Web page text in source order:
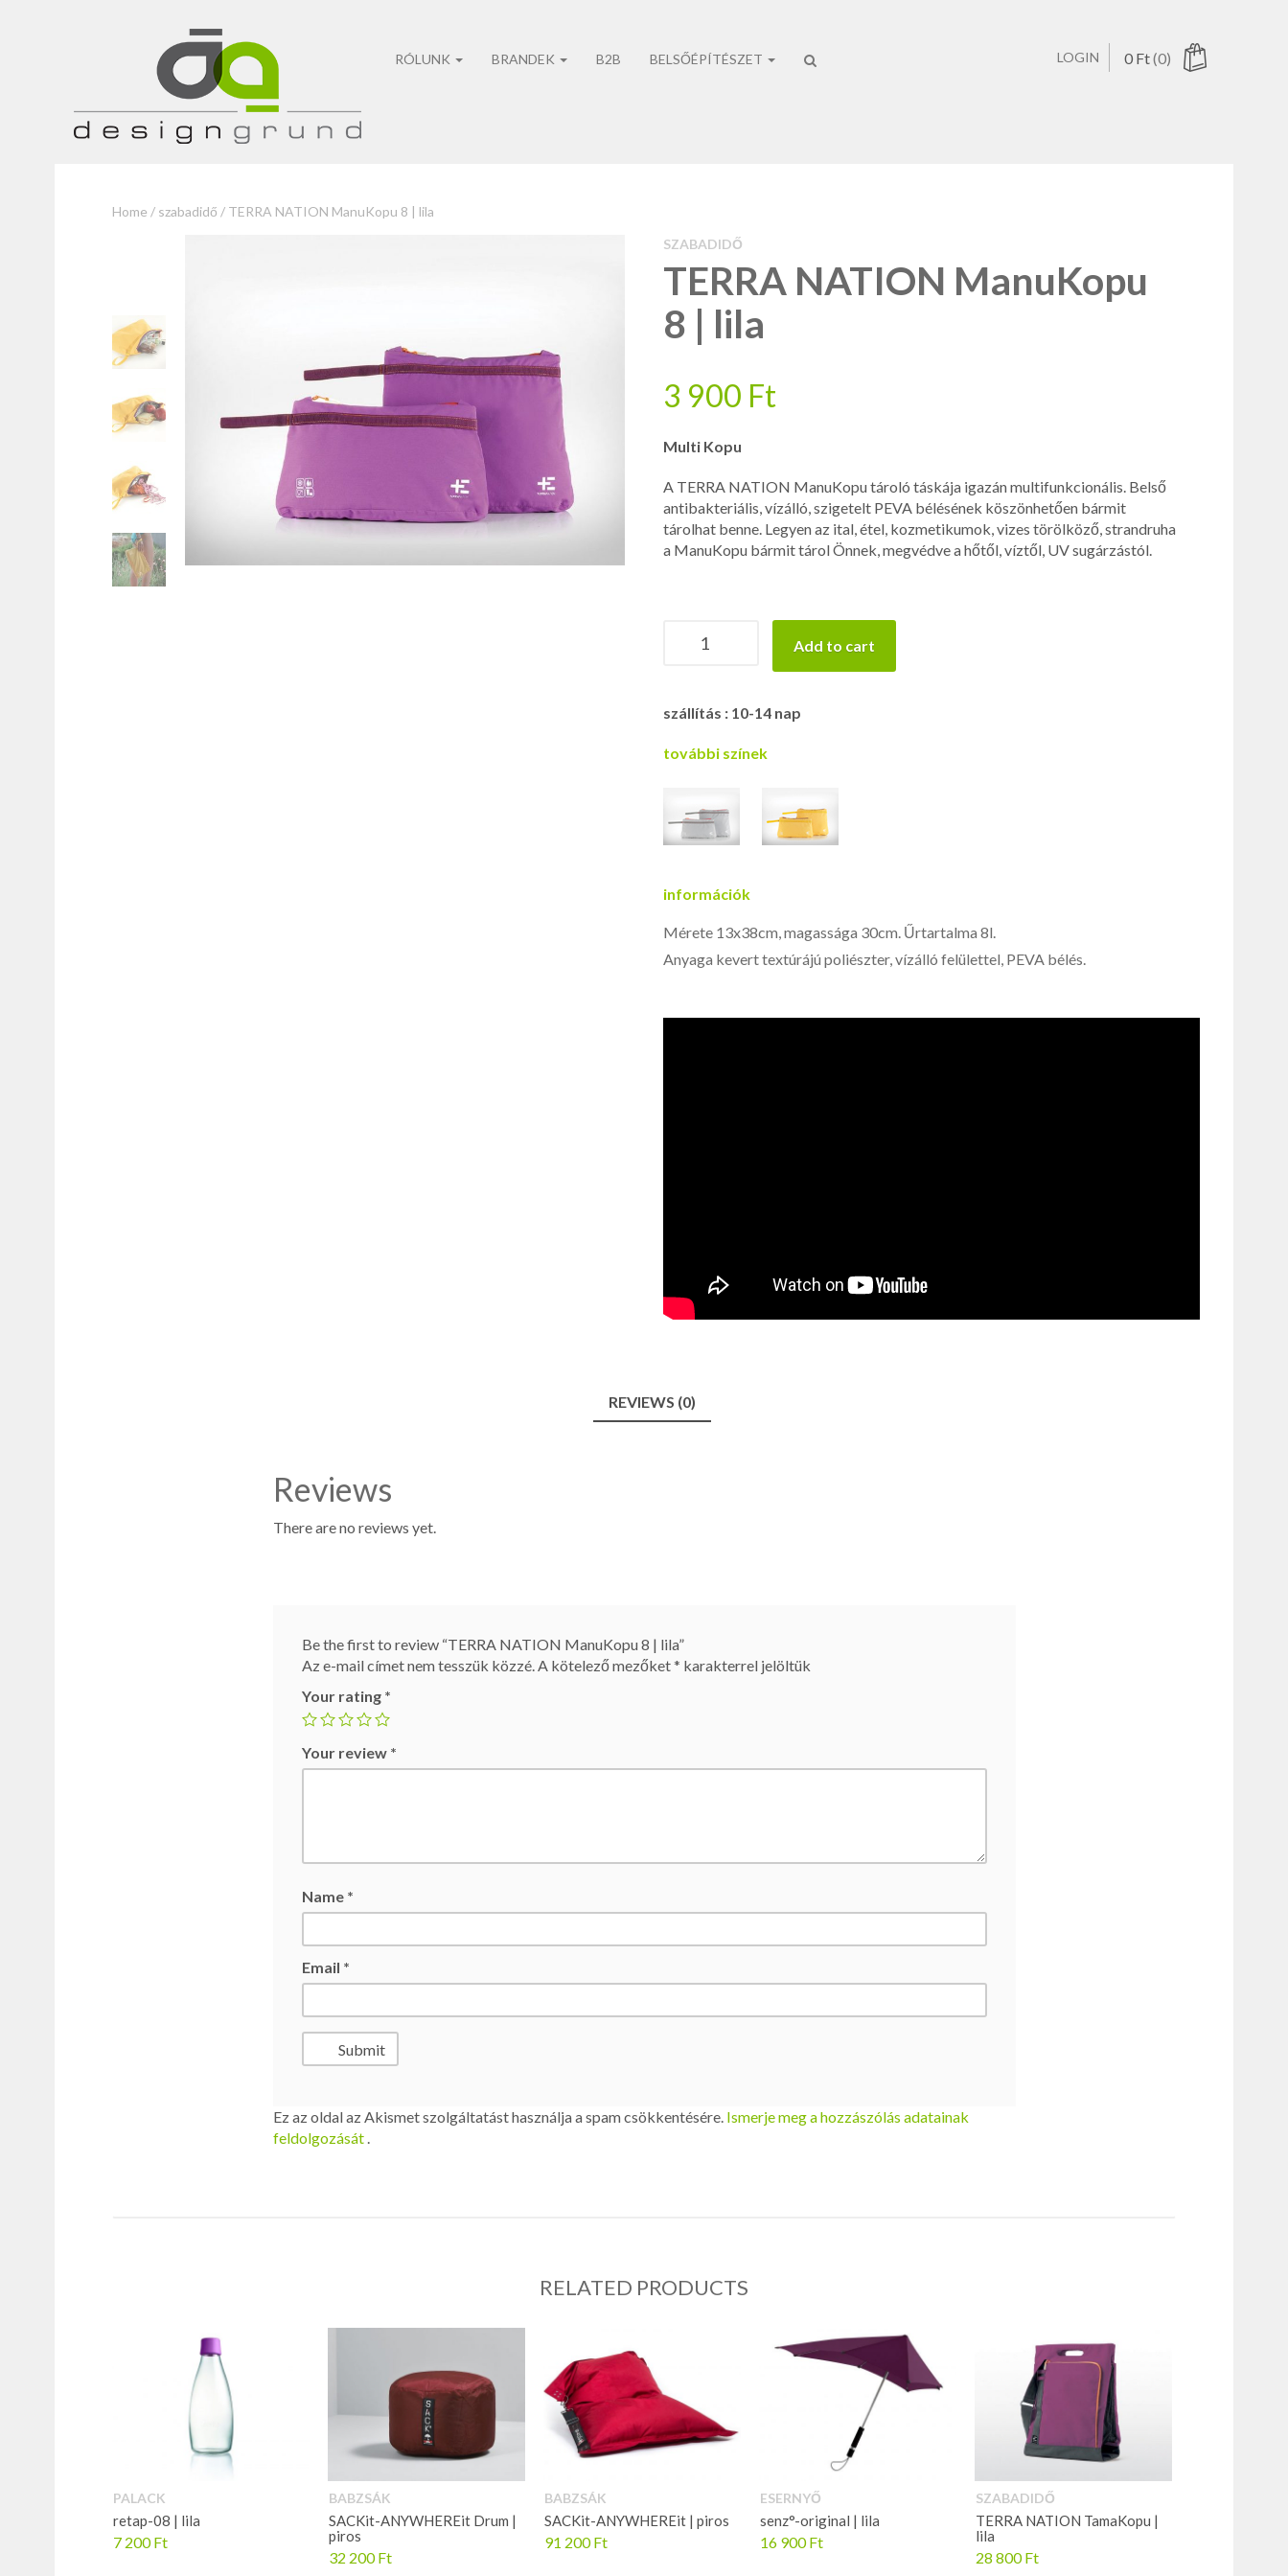
RÓLUNK BRANDEK B2B BELSŐÉPÍTÉSZET 0 Ft(0)
LOGIN
Home / szabadidő / TERRA NATION ManuKopu 8 | lila
SZABADIDŐ
TERRA NATION ManuKopu
8 | lila
3 900 Ft
Multi Kopu
A TERRA NATION ManuKopu tároló táskája igazán multifunkcionális. Belső
antibakteriális, vízálló, szigetelt PEVA bélésének köszönhetően bármit
tárolhat benne. Legyen az ital, étel, kozmetikumok, vizes törölköző, strandruha
a ManuKopu bármit tárol Önnek, megvédve a hőtől, víztől, UV sugárzástól.
NATION
|
quantity
Add to cart
szállítás : 10-14 nap
további színek
információk
Mérete 13x38cm, magassága 30cm. Űrtartalma 8l.
Anyaga kevert textúrájú poliészter, vízálló felülettel, PEVA bélés.
REVIEWS (0)
Reviews
There are no reviews yet.
Be the first to review “TERRA NATION ManuKopu 8 | lila”
Az e-mail címet nem tesszük közzé.A kötelező mezőket* karakterrel jelöltük
Your rating *
Your review *
Name *
Email *
Ez az oldal az Akismet szolgáltatást használja a spam csökkentésére. Ismerje meg a hozzászólás adatainak
feldolgozását.
RELATED PRODUCTS
PALACK
retap-08 | lila
7 200Ft
BABZSÁK
SACKit-ANYWHEREit Drum |
piros
32 200Ft
BABZSÁK
SACKit-ANYWHEREit | piros
91 200Ft
ESERNYŐ
senz°-original | lila
16 900Ft
SZABADIDŐ
TERRA NATION TamaKopu |
lila
28 800Ft